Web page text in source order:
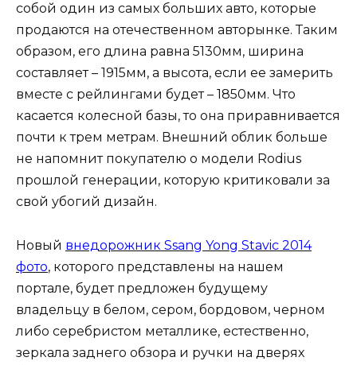
собой один из самых больших авто, которые
продаются на отечественном авторынке. Таким
образом, его длина равна 5130мм, ширина
составляет – 1915мм, а высота, если ее замерить
вместе с рейлингами будет – 1850мм. Что
касается колесной базы, то она приравнивается
почти к трем метрам. Внешний облик больше
не напомнит покупателю о модели Rodius
прошлой генерации, которую критиковали за
свой убогий дизайн.
Новый внедорожник Ssang Yong Stavic 2014
фото, которого представлены на нашем
портале, будет предложен будущему
владельцу в белом, сером, бордовом, черном
либо серебристом металлике, естественно,
зеркала заднего обзора и ручки на дверях